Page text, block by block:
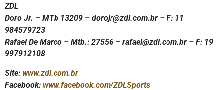
ZDL
Doro Jr. – MTb 13209 – dorojr@zdl.com.br – F: 11
984579723
Rafael De Marco – Mtb.: 27556 – rafael@zdl.com.br – F: 19
997912108
Site: www.zdl.com.br
Facebook: www.facebook.com/ZDLSports